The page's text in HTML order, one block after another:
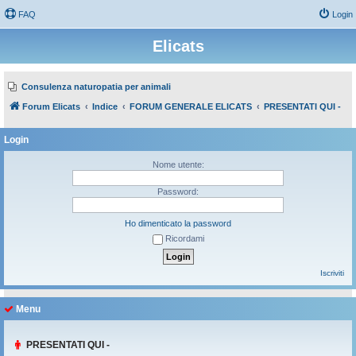
FAQ Login
Elicats
Consulenza naturopatia per animali
Forum Elicats Indice FORUM GENERALE ELICATS PRESENTATI QUI -
Login
Nome utente:
Password:
Ho dimenticato la password
Ricordami
Iscriviti
Menu
PRESENTATI QUI -